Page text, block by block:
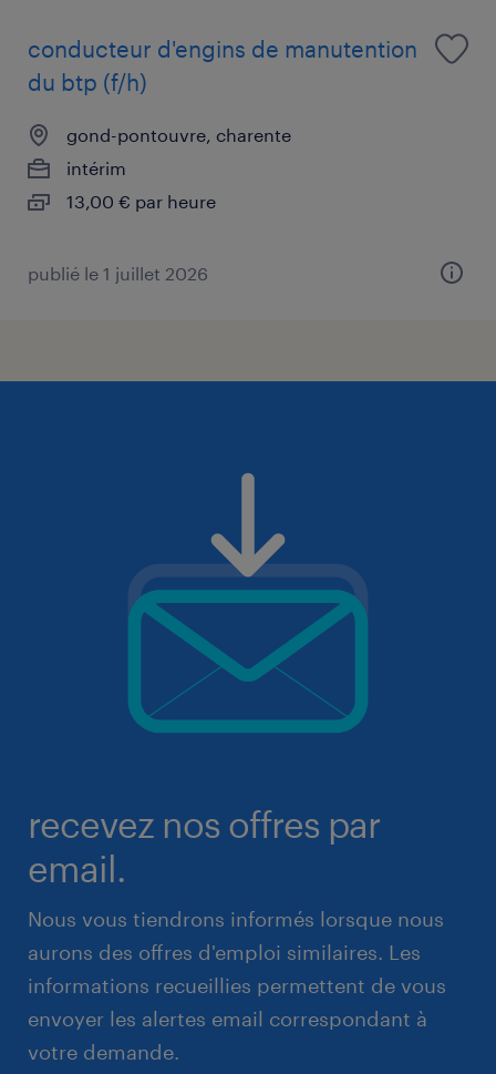
conducteur d'engins de manutention
du btp (f/h)
gond-pontouvre, charente
intérim
13,00 € par heure
publié le 1 juillet 2026
recevez nos offres par
email.
Nous vous tiendrons informés lorsque nous
aurons des offres d'emploi similaires. Les
informations recueillies permettent de vous
envoyer les alertes email correspondant à
votre demande.